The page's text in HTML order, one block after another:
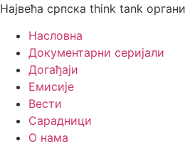
Највећа српска think tank
Насловна
Документарни серијали
Догађаји
Емисије
Вести
Сарадници
О нама